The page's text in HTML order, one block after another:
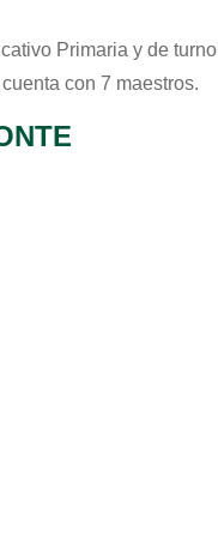
Primaria y de turno
con 7 maestros.